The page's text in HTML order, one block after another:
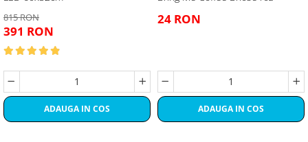
815 RON
391 RON
ADAUGA IN COS
24 RON
ADAUGA IN COS